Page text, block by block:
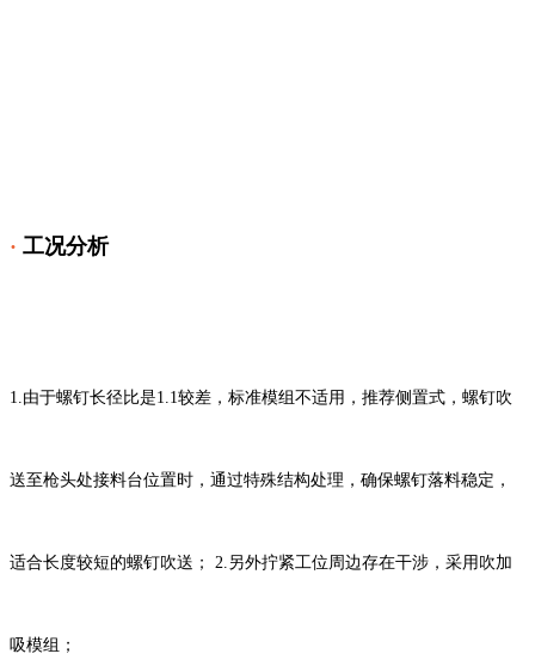
· 工况分析
1. 由于螺钉长径比是1.1较差，标准模组不适用，推荐侧置式，螺钉吹
送至枪头处接料台位置时，通过特殊结构处理，确保螺钉落料稳定，
适合长度较短的螺钉吹送； 2. 另外拧紧工位周边存在干涉，采用吹加
吸模组；